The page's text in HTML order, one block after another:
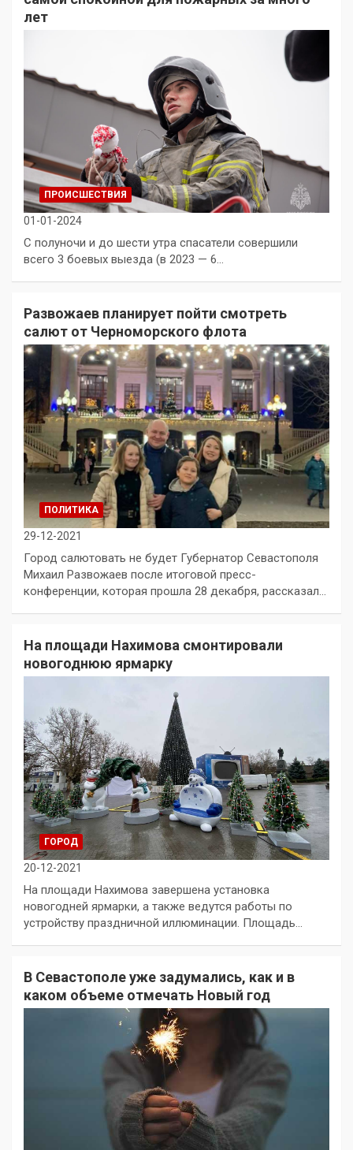
лет
ПРОИСШЕСТВИЯ
01-01-2024
С полуночи и до шести утра спасатели совершили
всего 3 боевых выезда (в 2023 — 6…
Развожаев планирует пойти смотреть
салют от Черноморского флота
ПОЛИТИКА
29-12-2021
Город салютовать не будет Губернатор Севастополя
Михаил Развожаев после итоговой пресс-
конференции, которая прошла 28 декабря, рассказал…
На площади Нахимова смонтировали
новогоднюю ярмарку
ГОРОД
20-12-2021
На площади Нахимова завершена установка
новогодней ярмарки, а также ведутся работы по
устройству праздничной иллюминации. Площадь…
В Севастополе уже задумались, как и в
каком объеме отмечать Новый год